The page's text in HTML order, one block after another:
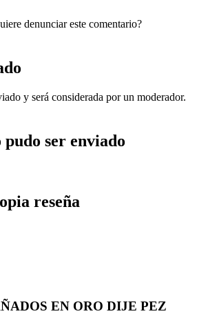
denunciar este comentario?
y será considerada por un moderador.
ser enviado
reseña
EN ORO DIJE PEZ